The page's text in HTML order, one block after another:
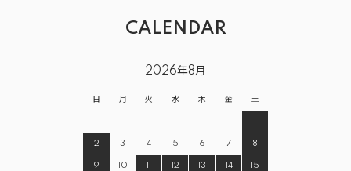
CALENDAR
2026年8月
日 月 火 水 木 金 土
2 3 4 5 6 7 8
9 10 12 13 14 15